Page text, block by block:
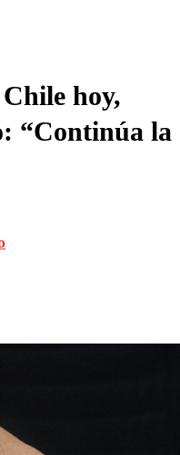
hoy,
“Continúa la